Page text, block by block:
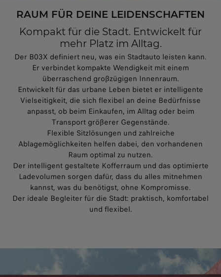
RAUM FÜR DEINE LEIDENSCHAFTEN
Kompakt für die Stadt. Entwickelt für
mehr Platz im Alltag.
Der B03X definiert neu, was ein Stadtauto leisten kann.
Er verbindet kompakte Wendigkeit mit einem
überraschend großzügigen Innenraum.
Entwickelt für das urbane Leben bietet er intelligente
Vielseitigkeit, die sich flexibel an deine Bedürfnisse
anpasst, ob beim Einkaufen, im Alltag oder beim
Transport größerer Gegenstände.
Flexible Sitzlösungen und zahlreiche
Ablagemöglichkeiten helfen dabei, den vorhandenen
Raum optimal zu nutzen.
Der intelligent gestaltete Kofferraum und das optimierte
Ladevolumen sorgen dafür, dass du alles mitnehmen
kannst, was du benötigst, ohne Kompromisse.
Der ideale Begleiter für die Stadt: praktisch, komfortabel
und flexibel.